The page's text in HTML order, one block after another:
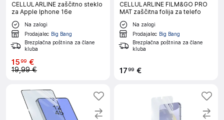
CELLULARLINE zaščitno steklo
za Apple Iphone 16e
Na zalogi
Prodajalec Big Bang
Brezplačna poštnina za člane
kluba
1599 €
19,99 €
CELLULARLINE FILM&GO PRO
MAT zaščitna folija za telefo
Na zalogi
Prodajalec Big Bang
Brezplačna poštnina za člane
kluba
1799 €